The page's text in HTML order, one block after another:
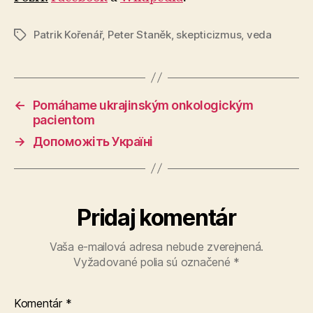
ZnačkyPatrik Kořenář, Peter Staněk, skepticizmus, veda
←
Pomáhame ukrajinským onkologickým
pacientom
→
Допоможіть Україні
Pridaj komentár
Vaša e-mailová adresa nebude zverejnená.
Vyžadované polia sú označené *
Komentár *